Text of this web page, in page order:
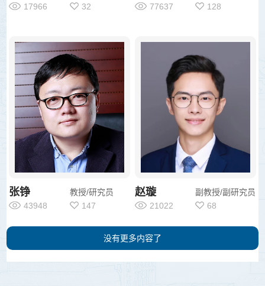
17966 32 77637 128
教授/研究员
张铮
43948 147
副教授/副研究员
赵璇
21022 68
没有更多内容了